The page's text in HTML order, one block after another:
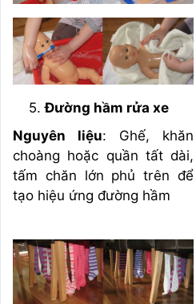
Đường hầm rửa xe
Nguyên liệu: Ghế, khăn
choàng hoặc quần tất dài,
tấm chăn lớn phủ trên để
tạo hiệu ứng đường hầm